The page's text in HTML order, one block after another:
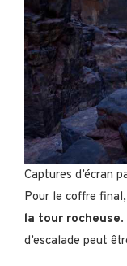
Captures d’écran
Pour le coffre
la tour rocheuse
d’escalade peut